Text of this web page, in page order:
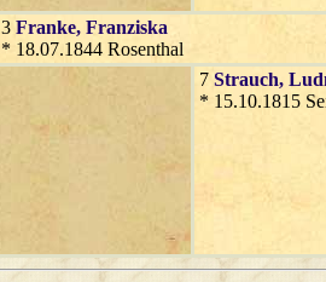
3 Franke, Franziska
* 18.07.1844 Rosenthal
7 Strauch,
* 15.10.1815